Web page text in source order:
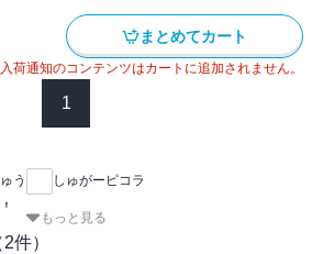
まとめてカート
荷通知のコンテンツはカートに追加されません。
1
う
しゅがーピコラ
もっと見る
2件）